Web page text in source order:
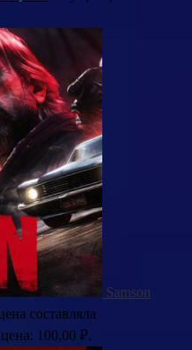
Samson
составляла
100,00 ₽.